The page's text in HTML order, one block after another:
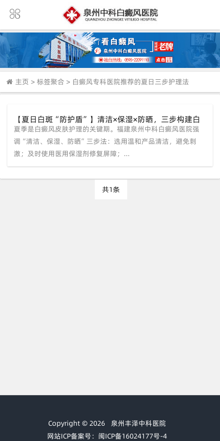
主页 > 标签聚合 > 白癜风专科医院推荐的夏日三步护理法
【夏日白斑“防护盾”】清洁×保湿×防晒，三步构建白
癜风皮肤健康防线——福建泉州中科白癜风医院专业支
招！
夏季是白癜风皮肤护理的关键期。福建泉州中科白癜风医院强
调“清洁、保湿、防晒”三步法：选用温和产品清洁，避免刺
激；及时使用医用保湿剂修复屏障；...
共1条
Copyright © 2026 泉州丰泽中科医院
网站ICP备案号：闽ICP备16024177号-4